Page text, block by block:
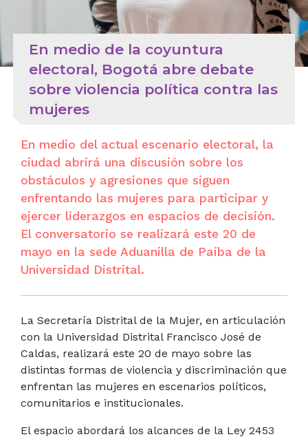
En medio de la coyuntura
electoral, Bogotá abre debate
sobre violencia política contra las
mujeres
En medio del actual escenario electoral, la
ciudad abrirá una discusión sobre los
obstáculos y agresiones que siguen
enfrentando las mujeres para participar y
ejercer liderazgos en espacios de decisión.
El conversatorio se realizará este 20 de
mayo en la sede Aduanilla de Paiba de la
Universidad Distrital.
La Secretaría Distrital de la Mujer, en articulación
con la Universidad Distrital Francisco José de
Caldas, realizará este 20 de mayo sobre las
distintas formas de violencia y discriminación que
enfrentan las mujeres en escenarios políticos,
comunitarios e institucionales.
El espacio abordará los alcances de la Ley 2453